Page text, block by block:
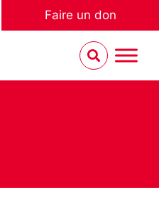
Faire un don